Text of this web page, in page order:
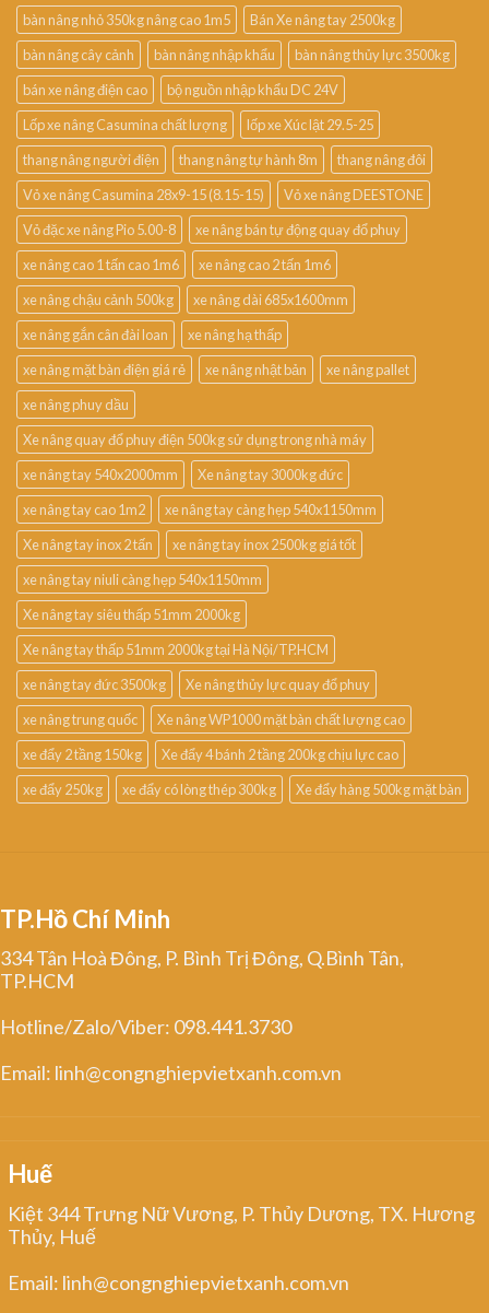
bàn nâng nhỏ 350kg nâng cao 1m5
Bán Xe nâng tay 2500kg
bàn nâng cây cảnh
bàn nâng nhập khẩu
bàn nâng thủy lực 3500kg
bán xe nâng điện cao
bộ nguồn nhập khẩu DC 24V
Lốp xe nâng Casumina chất lượng
lốp xe Xúc lật 29.5-25
thang nâng người điện
thang nâng tự hành 8m
thang nâng đôi
Vỏ xe nâng Casumina 28x9-15 (8.15-15)
Vỏ xe nâng DEESTONE
Vỏ đặc xe nâng Pio 5.00-8
xe nâng bán tự động quay đổ phuy
xe nâng cao 1 tấn cao 1m6
xe nâng cao 2 tấn 1m6
xe nâng chậu cảnh 500kg
xe nâng dài 685x1600mm
xe nâng gắn cân đài loan
xe nâng hạ thấp
xe nâng mặt bàn điện giá rẻ
xe nâng nhật bản
xe nâng pallet
xe nâng phuy dầu
Xe nâng quay đổ phuy điện 500kg sử dụng trong nhà máy
xe nâng tay 540x2000mm
Xe nâng tay 3000kg đức
xe nâng tay cao 1m2
xe nâng tay càng hẹp 540x1150mm
Xe nâng tay inox 2 tấn
xe nâng tay inox 2500kg giá tốt
xe nâng tay niuli càng hẹp 540x1150mm
Xe nâng tay siêu thấp 51mm 2000kg
Xe nâng tay thấp 51mm 2000kg tại Hà Nội/TP.HCM
xe nâng tay đức 3500kg
Xe nâng thủy lực quay đổ phuy
xe nâng trung quốc
Xe nâng WP1000 mặt bàn chất lượng cao
xe đẩy 2 tầng 150kg
Xe đẩy 4 bánh 2 tầng 200kg chịu lực cao
xe đẩy 250kg
xe đẩy có lòng thép 300kg Xe đẩy hàng 500kg mặt bàn
TP.Hồ Chí Minh
334 Tân Hoà Đông, P. Bình Trị Đông, Q.Bình Tân,
TP.HCM
Hotline/Zalo/Viber: 098.441.3730
Email: linh@congnghiepvietxanh.com.vn
Huế
Kiệt 344 Trưng Nữ Vương, P. Thủy Dương, TX. Hương
Thủy, Huế
Email: linh@congnghiepvietxanh.com.vn